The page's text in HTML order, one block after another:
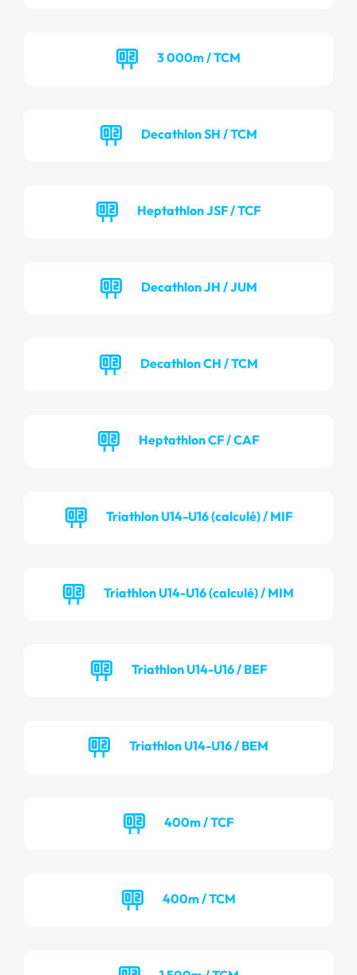
3 000m / TCM
Decathlon SH / TCM
Heptathlon JSF / TCF
Decathlon JH / JUM
Decathlon CH / TCM
Heptathlon CF / CAF
Triathlon U14-U16 (calculé) / MIF
Triathlon U14-U16 (calculé) / MIM
Triathlon U14-U16 / BEF
Triathlon U14-U16 / BEM
400m / TCF
400m / TCM